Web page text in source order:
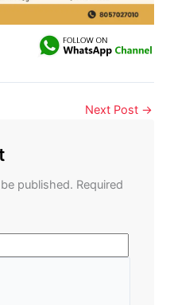
Next Post →
published. Required